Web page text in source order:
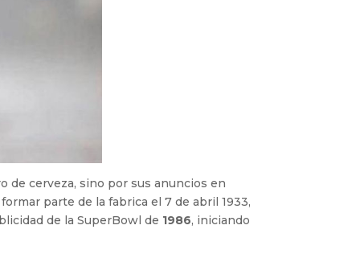
de cerveza, sino por sus anuncios en
parte de la fabrica el 7 de abril 1933,
de la SuperBowl de 1986, iniciando